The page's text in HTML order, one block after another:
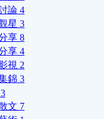
論 4
星 3
享 8
享 4
視 2
錦 3
文 7